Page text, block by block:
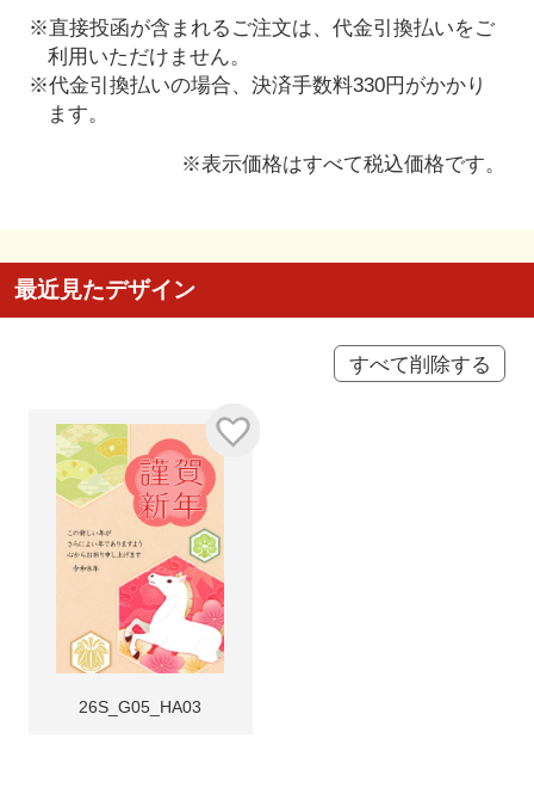
※直接投函が含まれるご注文は、代金引換払いをご
利用いただけません。
※代金引換払いの場合、決済手数料330円がかかり
ます。
※表示価格はすべて税込価格です。
最近見たデザイン
すべて削除する
26S_G05_HA03